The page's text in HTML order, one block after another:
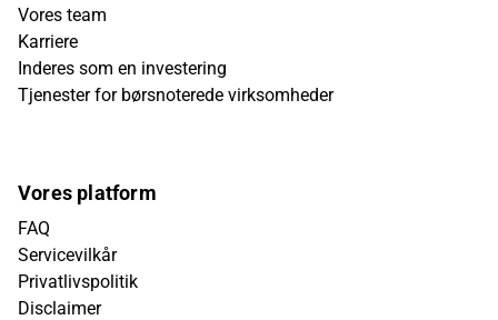
Vores team
Karriere
Inderes som en investering
Tjenester for børsnoterede virksomheder
Vores platform
FAQ
Servicevilkår
Privatlivspolitik
Disclaimer